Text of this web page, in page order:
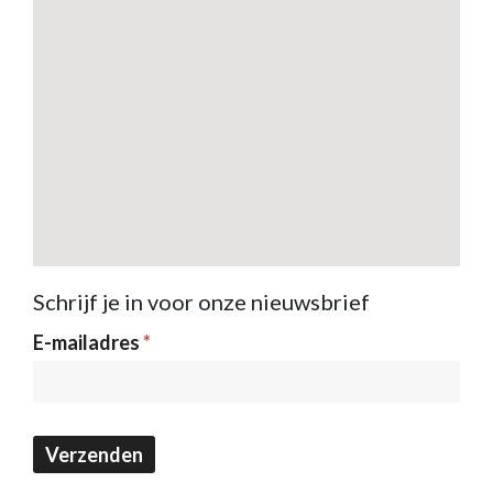
Schrijf je in voor onze nieuwsbrief
Nieuwsbrief
E-mailadres*
Verzenden